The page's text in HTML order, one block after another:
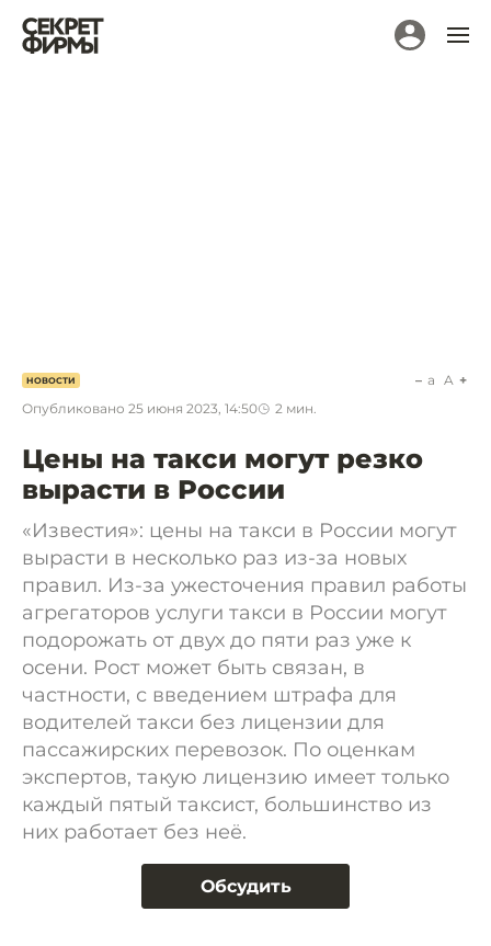
НОВОСТИ
Опубликовано 25 июня 2023, 14:50 2 мин.
a A
Цены на такси могут резко
вырасти в России
«Известия»: цены на такси в России могут
вырасти в несколько раз из-за новых
правил. Из-за ужесточения правил работы
агрегаторов услуги такси в России могут
подорожать от двух до пяти раз уже к
осени. Рост может быть связан, в
частности, с введением штрафа для
водителей такси без лицензии для
пассажирских перевозок. По оценкам
экспертов, такую лицензию имеет только
каждый пятый таксист, большинство из
них работает без неё.
Обсудить